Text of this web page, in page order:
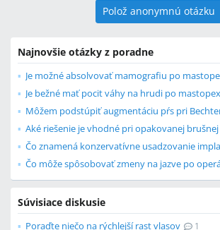
Polož anonymnú otázku
Najnovšie otázky z poradne
Je bežné mať pocit váhy na hrudi po
Môžem podstúpiť augmentáciu pŕs pri
Čo môže spôsobovať zmeny na jazve po
Súvisiace diskusie
Poraďte niečo na rýchlejší rast vlasov 1